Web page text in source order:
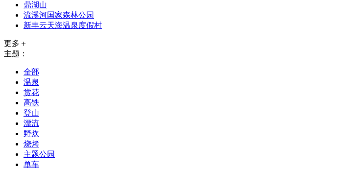
鼎湖山
流溪河国家森林公园
新丰云天海温泉度假村
更多＋
主题：
全部
温泉
赏花
高铁
登山
漂流
野炊
烧烤
主题公园
单车